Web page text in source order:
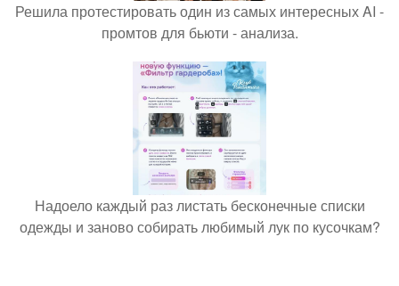
Решила протестировать один из самых интересных AI -
промтов для бьюти - анализа.
Надоело каждый раз листать бесконечные списки
одежды и заново собирать любимый лук по кусочкам?